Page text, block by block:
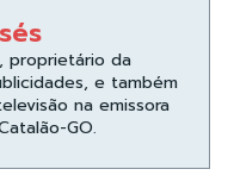
proprietário da
e também
na emissora
GO.